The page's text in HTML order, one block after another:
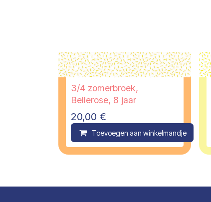
3/4 zomerbroek,
Bellerose, 8 jaar
20,00 €
Toevoegen aan winkelmandje